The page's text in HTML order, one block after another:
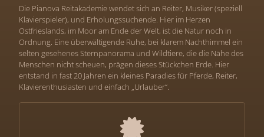
Die Pianova Reitakademie wendet sich an Reiter, Musiker (speziell
Klavierspieler), und Erholungssuchende. Hier im Herzen
Ostfrieslands, im Moor am Ende der Welt, ist die Natur noch in
Ordnung. Eine überwältigende Ruhe, bei klarem Nachthimmel ein
selten gesehenes Sternpanorama und Wildtiere, die die Nähe des
Menschen nicht scheuen, prägen dieses Stückchen Erde. Hier
entstand in fast 20 Jahren ein kleines Paradies für Pferde, Reiter,
Klavierenthusiasten und einfach „Urlauber“.